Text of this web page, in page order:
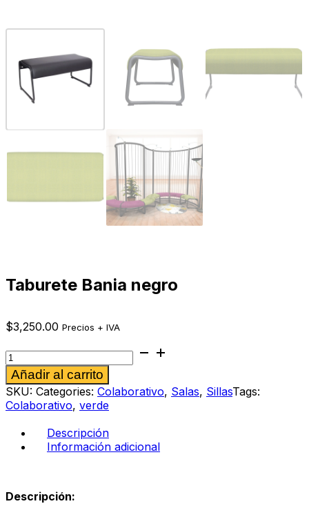
Taburete Bania negro
$3,250.00 Precios + IVA
Taburete
Bania
negro
cantidad
Añadir al carrito
SKU: Categories: Colaborativo, Salas, SillasTags:
Colaborativo, verde
Descripción
Información adicional
Descripción: